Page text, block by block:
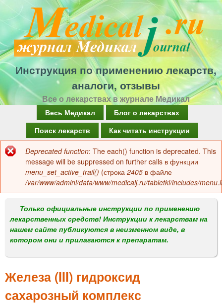
Перейти
к
основному
содержанию
Инструкция по применению лекарств,
аналоги, отзывы
Все о лекарствах в журнале Медикал
а
в
о
м
е
н
Весь Медикал
Блог о лекарствах
Поиск лекарств
Как читать инструкции
Сообщение
об
ошибке
Deprecated function: The each() function is deprecated. This
message will be suppressed on further calls в функции
menu_set_active_trail() (строка 2405 в файле
/var/www/admini/data/www/medicalj.ru/tabletki/includes/
Только официальные инструкции по применению
лекарственных средств! Инструкции к лекарствам на
нашем сайте публикуются в неизменном виде, в
котором они и прилагаются к препаратам.
Железа (III) гидроксид
сахарозный комплекс